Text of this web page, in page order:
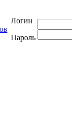
Логин
Пароль